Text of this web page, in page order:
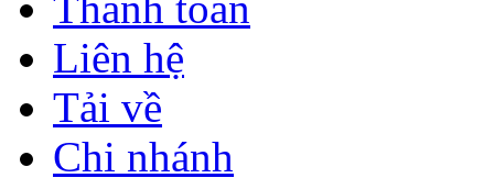
Liên hệ
Tải về
Chi nhánh